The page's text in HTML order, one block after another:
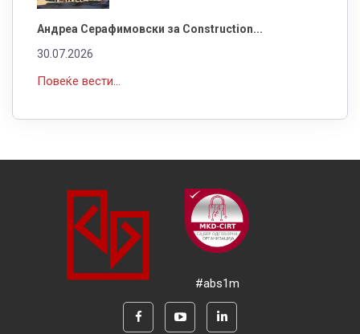
Андреа Серафимовски за Construction...
30.07.2026
Повеќе вести...
#abs1m